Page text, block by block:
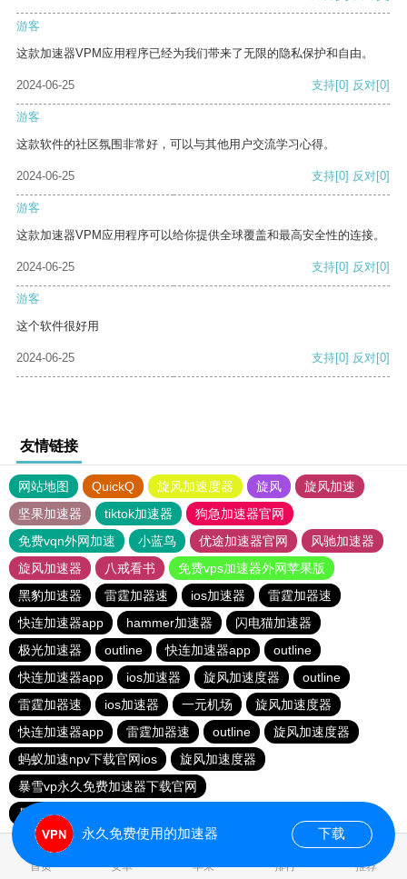
游客
这款加速器VPM应用程序已经为我们带来了无限的隐私保护和自由。
2024-06-25 支持[0] 反对[0]
游客
这款软件的社区氛围非常好，可以与其他用户交流学习心得。
2024-06-25 支持[0] 反对[0]
游客
这款加速器VPM应用程序可以给你提供全球覆盖和最高安全性的连接。
2024-06-25 支持[0] 反对[0]
游客
这个软件很好用
2024-06-25 支持[0] 反对[0]
友情链接
网站地图 QuickQ 旋风加速度器 旋风
旋风加速
坚果加速器
tiktok加速器
狗急加速器官网
免费vqn外网加速
小蓝鸟 优途加速器官网
风驰加速器
旋风加速器
八戒看书
免费vps加速器外网苹果版
黑豹加速器
雷霆加器速 ios加速器
雷霆加器速
快连加速器app
hammer加速器
闪电猫加速器
极光加速器
outline 快连加速器app
outline
快连加速器app
ios加速器 旋风加速度器
outline
雷霆加器速
ios加速器 一元机场
旋风加速度器
快连加速器app
雷霆加器速 outline
旋风加速度器
蚂蚁加速npv下载官网ios
旋风加速度器
暴雪vp永久免费加速器下载官网
暴雪vp永久免费加速器下载官网
首页 安卓 苹果 排行 推荐
永久免费使用的加速器 下载
0.131002s